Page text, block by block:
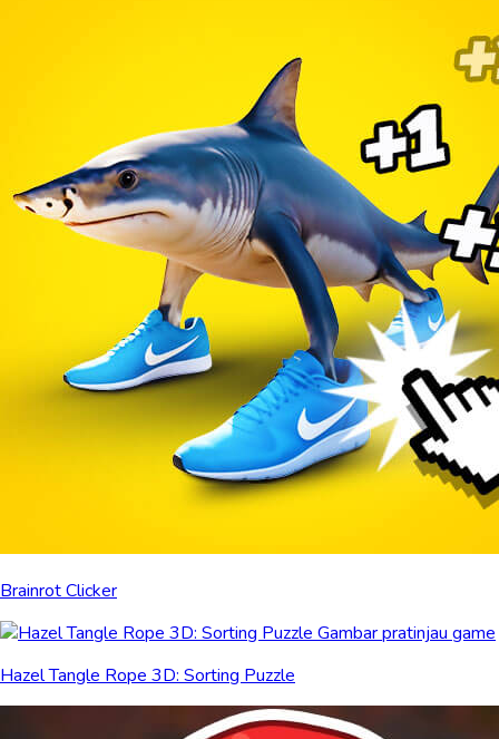
Brainrot Clicker
Hazel Tangle Rope 3D: Sorting Puzzle